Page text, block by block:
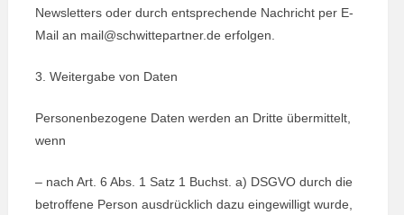
Newsletters oder durch entsprechende Nachricht per E-
Mail an mail@schwittepartner.de erfolgen.
3. Weitergabe von Daten
Personenbezogene Daten werden an Dritte übermittelt,
wenn
– nach Art. 6 Abs. 1 Satz 1 Buchst. a) DSGVO durch die
betroffene Person ausdrücklich dazu eingewilligt wurde,